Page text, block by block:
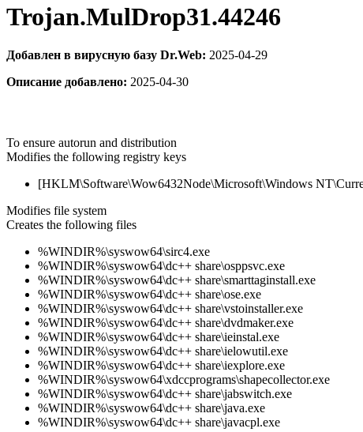
Trojan.MulDrop31.44246
Добавлен в вирусную базу Dr.Web: 2025-04-29
Описание добавлено: 2025-04-30
To ensure autorun and distribution
Modifies the following registry keys
[HKLM\Software\Wow6432Node\Microsoft\Windows
Modifies file system
Creates the following files
%WINDIR%\syswow64\sirc4.exe
%WINDIR%\syswow64\dc++ share\osppsvc.exe
%WINDIR%\syswow64\dc++ share\smarttaginstall.exe
%WINDIR%\syswow64\dc++ share\ose.exe
%WINDIR%\syswow64\dc++ share\vstoinstaller.exe
%WINDIR%\syswow64\dc++ share\dvdmaker.exe
%WINDIR%\syswow64\dc++ share\ieinstal.exe
%WINDIR%\syswow64\dc++ share\ielowutil.exe
%WINDIR%\syswow64\dc++ share\iexplore.exe
%WINDIR%\syswow64\xdccprograms\shapecollector.exe
%WINDIR%\syswow64\dc++ share\jabswitch.exe
%WINDIR%\syswow64\dc++ share\java.exe
%WINDIR%\syswow64\dc++ share\javacpl.exe